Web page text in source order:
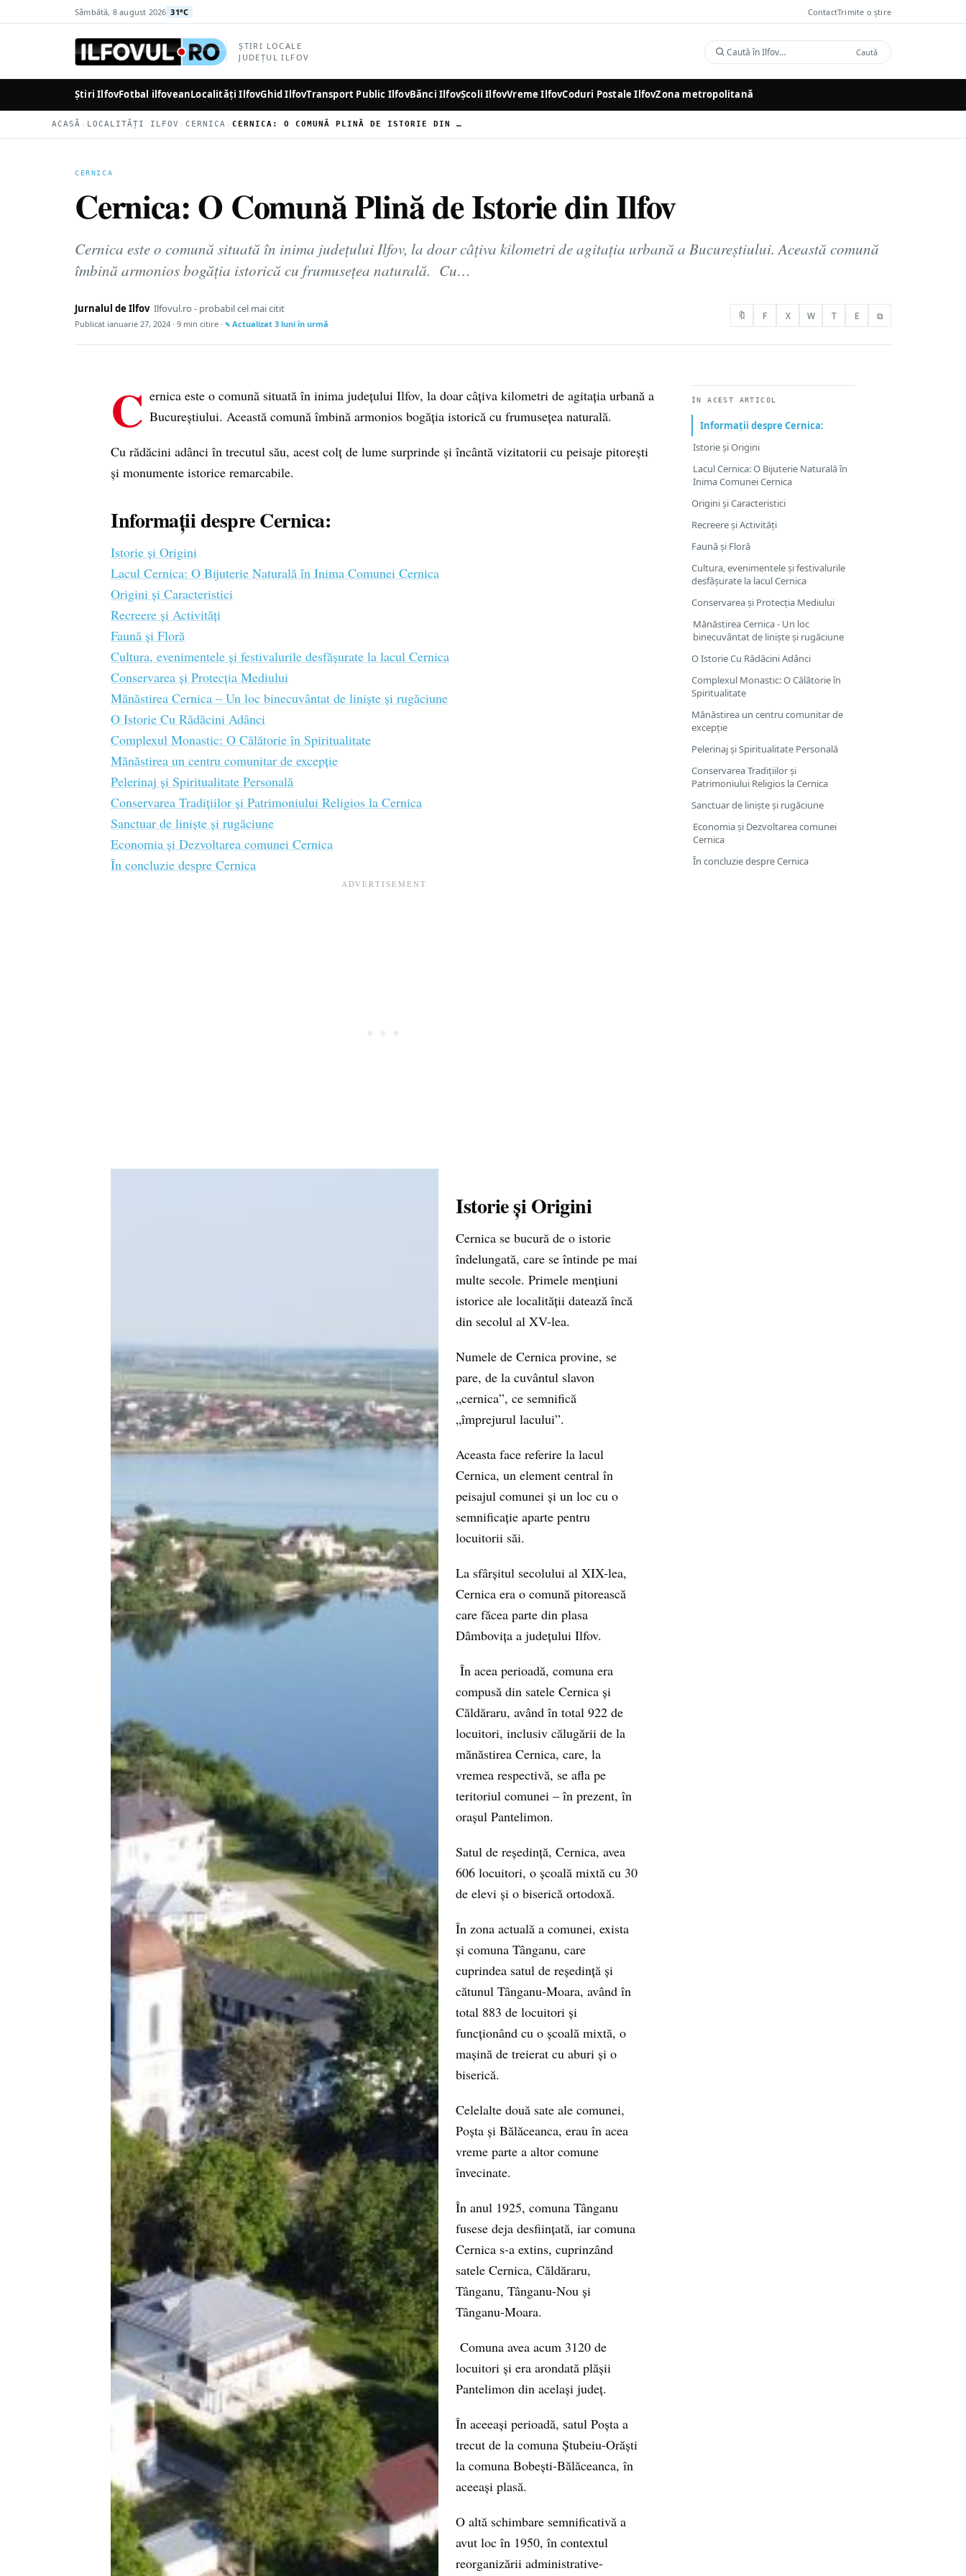
Sâmbătă, 8 august 2026 31°C ContactTrimite o știre
ȘTIRI LOCALE
JUDEȚUL ILFOV
Caută
în
Ilfov
Caută
Știri IlfovFotbal ilfoveanLocalități IlfovGhid IlfovTransport Public IlfovBănci IlfovȘcoli IlfovVreme IlfovCoduri Postale IlfovZona metropolitană
ACASĂ › LOCALITĂȚI ILFOV › CERNICA › CERNICA: O COMUNĂ PLINĂ DE ISTORIE DIN ILFOV
CERNICA
Cernica: O Comună Plină de Istorie din Ilfov
Cernica este o comună situată în inima județului Ilfov, la doar câțiva kilometri de agitația urbană a Bucureștiului. Această comună
îmbină armonios bogăția istorică cu frumusețea naturală. Cu…
Jurnalul de Ilfov Ilfovul.ro - probabil cel mai citit
Publicat ianuarie 27, 2024 · 9 min citire · Actualizat 3 luni în urmă
🔖 F X W T E ⧉
C ernica este o comună situată în inima județului Ilfov, la doar câțiva kilometri de agitația urbană a
Bucureștiului. Această comună îmbină armonios bogăția istorică cu frumusețea naturală.
Cu rădăcini adânci în trecutul său, acest colț de lume surprinde și încântă vizitatorii cu peisaje pitorești
și monumente istorice remarcabile.
Informații despre Cernica:
Istorie și Origini
Lacul Cernica: O Bijuterie Naturală în Inima Comunei Cernica
Origini și Caracteristici
Recreere și Activități
Faună și Floră
Cultura, evenimentele și festivalurile desfășurate la lacul Cernica
Conservarea și Protecția Mediului
Mănăstirea Cernica – Un loc binecuvântat de liniște și rugăciune
O Istorie Cu Rădăcini Adânci
Complexul Monastic: O Călătorie în Spiritualitate
Mănăstirea un centru comunitar de excepție
Pelerinaj și Spiritualitate Personală
Conservarea Tradițiilor și Patrimoniului Religios la Cernica
Sanctuar de liniște și rugăciune
Economia și Dezvoltarea comunei Cernica
În concluzie despre Cernica
Istorie și Origini
Cernica se bucură de o istorie
îndelungată, care se întinde pe mai
multe secole. Primele mențiuni
istorice ale localității datează încă
din secolul al XV-lea.
Numele de Cernica provine, se
pare, de la cuvântul slavon
„cernica”, ce semnifică
„împrejurul lacului”.
Aceasta face referire la lacul
Cernica, un element central în
peisajul comunei și un loc cu o
semnificație aparte pentru
locuitorii săi.
La sfârșitul secolului al XIX-lea,
Cernica era o comună pitorească
care făcea parte din plasa
Dâmbovița a județului Ilfov.
În acea perioadă, comuna era
compusă din satele Cernica și
Căldăraru, având în total 922 de
locuitori, inclusiv călugării de la
mănăstirea Cernica, care, la
vremea respectivă, se afla pe
teritoriul comunei – în prezent, în
orașul Pantelimon.
Satul de reședință, Cernica, avea
606 locuitori, o școală mixtă cu 30
de elevi și o biserică ortodoxă.
În zona actuală a comunei, exista
și comuna Tânganu, care
cuprindea satul de reședință și
cătunul Tânganu-Moara, având în
total 883 de locuitori și
funcționând cu o școală mixtă, o
mașină de treierat cu aburi și o
biserică.
Celelalte două sate ale comunei,
Poșta și Bălăceanca, erau în acea
vreme parte a altor comune
învecinate.
În anul 1925, comuna Tânganu
fusese deja desființată, iar comuna
Cernica s-a extins, cuprinzând
satele Cernica, Căldăraru,
Tânganu, Tânganu-Nou și
Tânganu-Moara.
Comuna avea acum 3120 de
locuitori și era arondată plășii
Pantelimon din același județ.
În aceeași perioadă, satul Poșta a
trecut de la comuna Ștubeiu-Orăști
la comuna Bobești-Bălăceanca, în
aceeași plasă.
O altă schimbare semnificativă a
avut loc în 1950, în contextul
reorganizării administrative-
ÎN ACEST ARTICOL
Informații despre Cernica:
Istorie și Origini
Lacul Cernica: O Bijuterie Naturală în
Inima Comunei Cernica
Origini și Caracteristici
Recreere și Activități
Faună și Floră
Cultura, evenimentele și festivalurile
desfășurate la lacul Cernica
Conservarea și Protecția Mediului
Mănăstirea Cernica - Un loc
binecuvântat de liniște și rugăciune
O Istorie Cu Rădăcini Adânci
Complexul Monastic: O Călătorie în
Spiritualitate
Mănăstirea un centru comunitar de
excepție
Pelerinaj și Spiritualitate Personală
Conservarea Tradițiilor și
Patrimoniului Religios la Cernica
Sanctuar de liniște și rugăciune
Economia și Dezvoltarea comunei
Cernica
În concluzie despre Cernica